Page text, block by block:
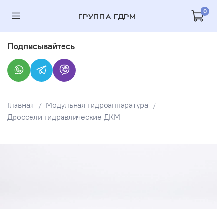
ГРУППА ГДРМ
0
Главная
Модульная гидроаппаратура
Дроссели гидравлические ДКМ
Подписывайтесь